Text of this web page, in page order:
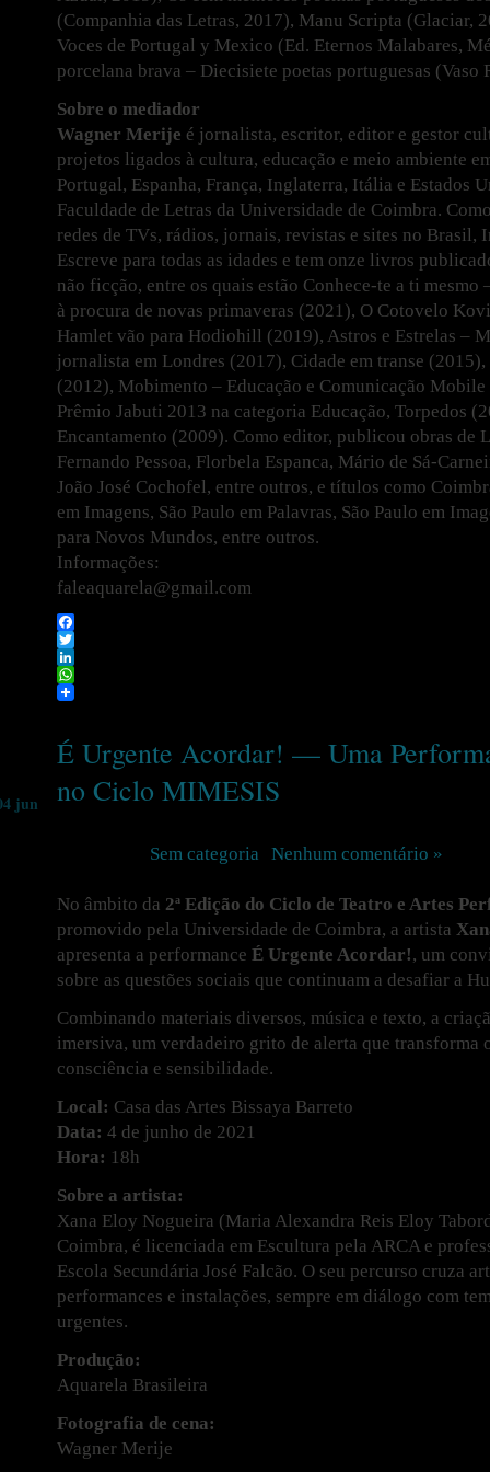
(Companhia das Letras, 2017), Manu Scripta (Glaciar,
Voces de Portugal y Mexico (Ed. Eternos Malabares,
porcelana brava – Diecisiete poetas portuguesas (Vaso
Sobre o mediador
Wagner Merije é jornalista, escritor, editor e gestor
projetos ligados à cultura, educação e meio ambiente
Portugal, Espanha, França, Inglaterra, Itália e Estados
Faculdade de Letras da Universidade de Coimbra.
redes de TVs, rádios, jornais, revistas e sites no Brasil,
Escreve para todas as idades e tem onze livros
não ficção, entre os quais estão Conhece-te a ti mesmo
à procura de novas primaveras (2021), O Cotovelo
Hamlet vão para Hodiohill (2019), Astros e Estrelas –
jornalista em Londres (2017), Cidade em transe
(2012), Mobimento – Educação e Comunicação
Prêmio Jabuti 2013 na categoria Educação, Torpedos
Encantamento (2009). Como editor, publicou obras de
Fernando Pessoa, Florbela Espanca, Mário de Sá-
João José Cochofel, entre outros, e títulos como
em Imagens, São Paulo em Palavras, São Paulo em
para Novos Mundos, entre outros.
Informações:
faleaquarela@gmail.com
Facebook
Twitter
LinkedIn
WhatsApp
É Urgente Acordar! — Uma
no Ciclo MIMESIS
jun
Sem categoria Nenhum comentário »
No âmbito da 2ª Edição do Ciclo de Teatro e Artes
promovido pela Universidade de Coimbra, a artista
apresenta a performance É Urgente Acordar!, um
sobre as questões sociais que continuam a desafiar a
Combinando materiais diversos, música e texto, a
imersiva, um verdadeiro grito de alerta que transforma
consciência e sensibilidade.
Local: Casa das Artes Bissaya Barreto
Data: 4 de junho de 2021
Hora: 18h
Sobre a artista:
Xana Eloy Nogueira (Maria Alexandra Reis Eloy
Coimbra, é licenciada em Escultura pela ARCA e
Escola Secundária José Falcão. O seu percurso cruza
performances e instalações, sempre em diálogo com
urgentes.
Produção:
Aquarela Brasileira
Fotografia de cena:
Wagner Merije